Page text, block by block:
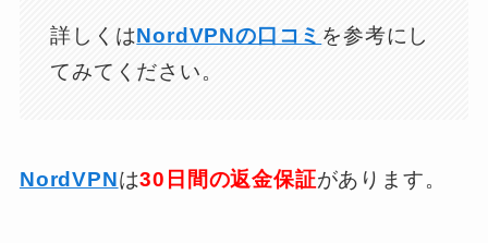
詳しくはNordVPNの口コミ を参考にし
てみてください。
NordVPNは30日間の返金保証があります。